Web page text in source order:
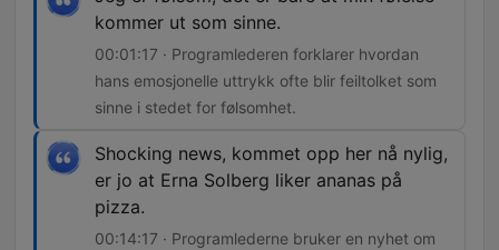
kommer ut som sinne.
00:01:17 · Programlederen forklarer hvordan
hans emosjonelle uttrykk ofte blir feiltolket som
sinne i stedet for følsomhet.
Shocking news, kommet opp her nå nylig,
er jo at Erna Solberg liker ananas på
pizza.
00:14:17 · Programlederne bruker en nyhet om